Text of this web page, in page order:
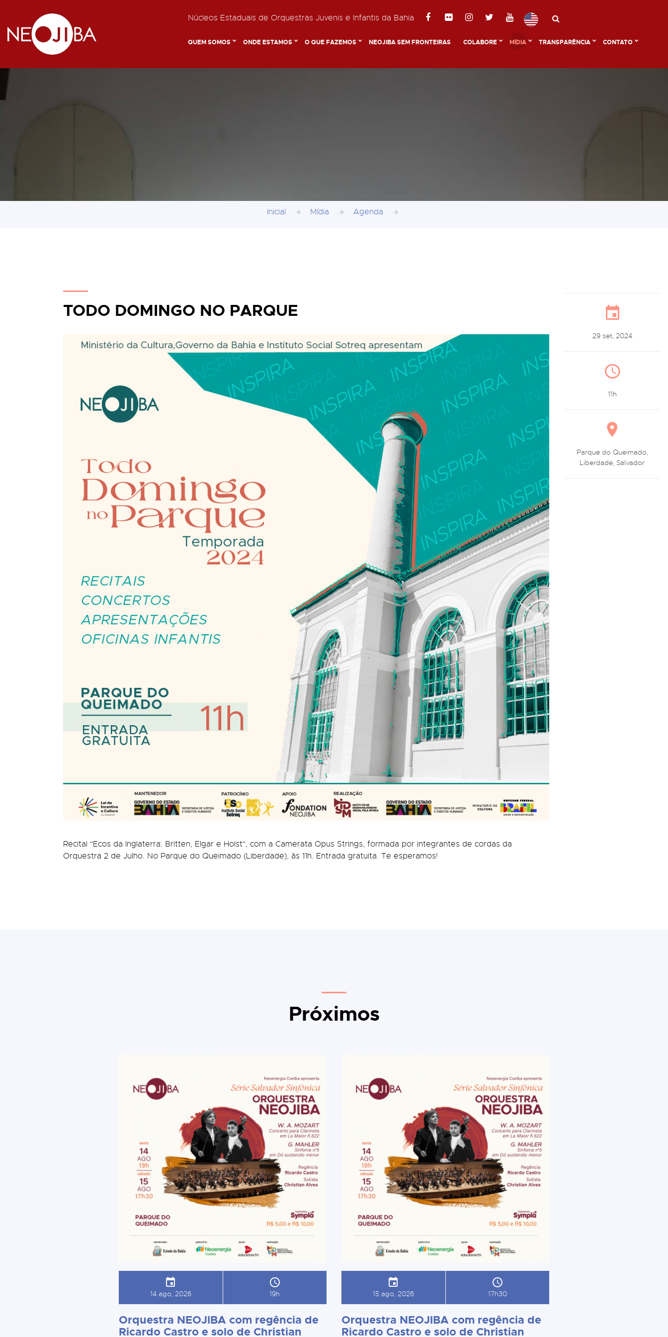
Núcleos Estaduais de Orquestras Juvenis e Infantis da Bahia
QUEM SOMOS ONDE ESTAMOS O QUE FAZEMOS NEOJIBA SEM FRONTEIRAS COLABORE MÍDIA TRANSPARÊNCIA CONTATO
Inicial Mídia Agenda
TODO DOMINGO NO PARQUE
Recital "Ecos da Inglaterra: Britten, Elgar e Holst", com a Camerata Opus Strings, formada por integrantes de cordas da
Orquestra 2 de Julho. No Parque do Queimado (Liberdade), às 11h. Entrada gratuita. Te esperamos!
29 set, 2024
11h
Parque do Queimado,
Liberdade, Salvador
Próximos
14 ago, 2026 19h
Orquestra NEOJIBA com regência de
Ricardo Castro e solo de Christian
15 ago, 2026 17h30
Orquestra NEOJIBA com regência de
Ricardo Castro e solo de Christian